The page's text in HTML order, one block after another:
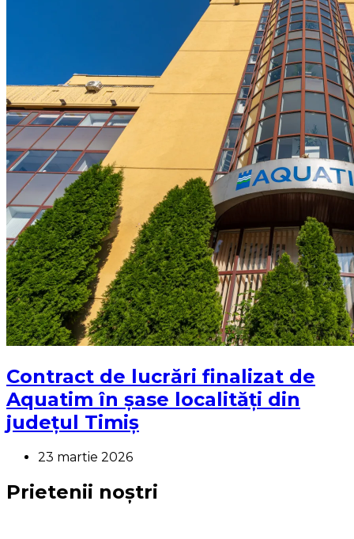
Contract de lucrări finalizat de
Aquatim în șase localități din
județul Timiș
23 martie 2026
Prietenii noștri